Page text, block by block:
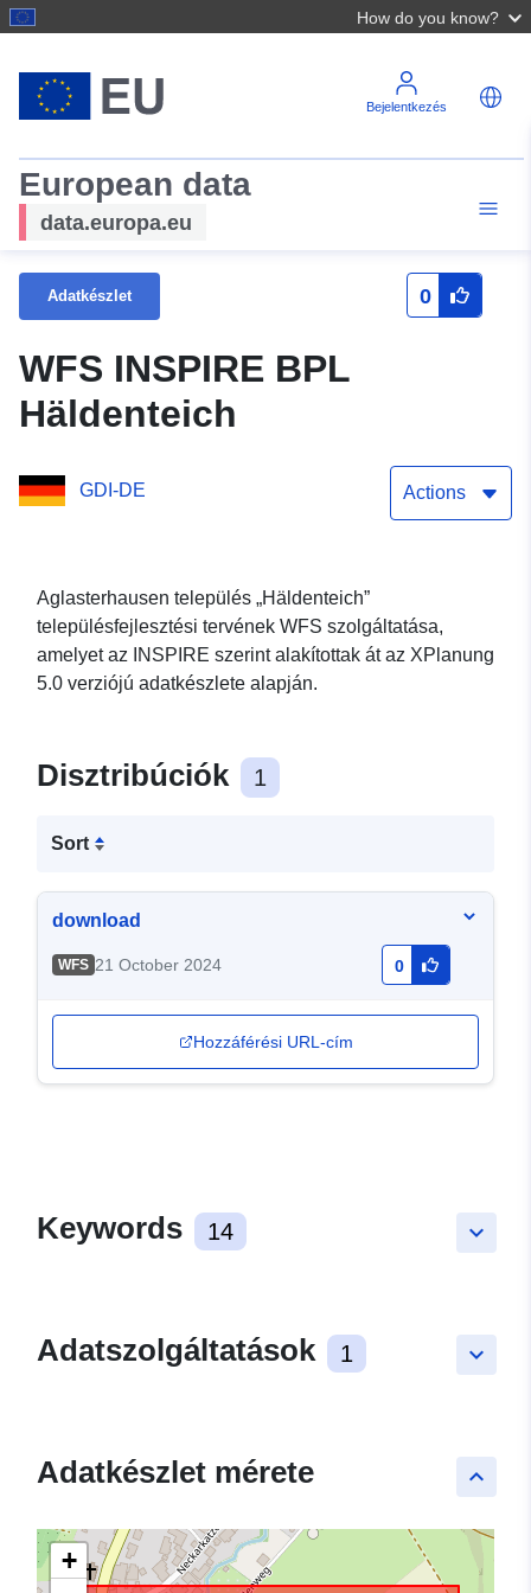
How do you know?
Bejelentkezés
European data
data.europa.eu
Adatkészlet 0
WFS INSPIRE BPL
Häldenteich
GDI-DE Actions
Aglasterhausen település „Häldenteich”
településfejlesztési tervének WFS szolgáltatása,
amelyet az INSPIRE szerint alakítottak át az XPlanung
5.0 verziójú adatkészlete alapján.
Disztribúciók 1
Sort
download
WFS 21 October 2024 0
Hozzáférési URL-cím
keyboard_arrow_down
Keywords 14
keyboard_arrow_down
Adatszolgáltatások 1
keyboard_arrow_up
Adatkészlet mérete
+